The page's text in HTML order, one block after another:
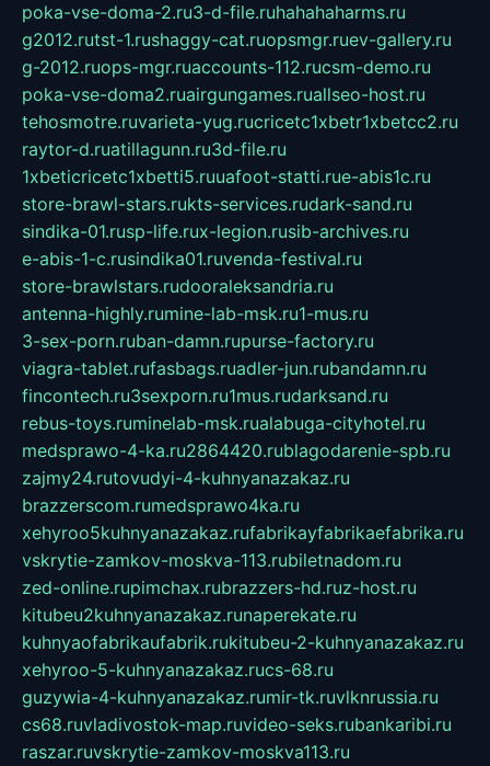
poka-vse-doma-2.ru3-d-file.ruhahahaharms.ru
g2012.rutst-1.rushaggy-cat.ruopsmgr.ruev-gallery.ru
g-2012.ruops-mgr.ruaccounts-112.rucsm-demo.ru
poka-vse-doma2.ruairgungames.ruallseo-host.ru
tehosmotre.ruvarieta-yug.rucricetc1xbetr1xbetcc2.ru
raytor-d.ruatillagunn.ru3d-file.ru
1xbeticricetc1xbetti5.ruuafoot-statti.rue-abis1c.ru
store-brawl-stars.rukts-services.rudark-sand.ru
sindika-01.rusp-life.rux-legion.rusib-archives.ru
e-abis-1-c.rusindika01.ruvenda-festival.ru
store-brawlstars.rudooraleksandria.ru
antenna-highly.rumine-lab-msk.ru1-mus.ru
3-sex-porn.ruban-damn.rupurse-factory.ru
viagra-tablet.rufasbags.ruadler-jun.rubandamn.ru
fincontech.ru3sexporn.ru1mus.rudarksand.ru
rebus-toys.ruminelab-msk.rualabuga-cityhotel.ru
medsprawo-4-ka.ru2864420.rublagodarenie-spb.ru
zajmy24.rutovudyi-4-kuhnyanazakaz.ru
brazzerscom.rumedsprawo4ka.ru
xehyroo5kuhnyanazakaz.rufabrikayfabrikaefabrika.ru
vskrytie-zamkov-moskva-113.rubiletnadom.ru
zed-online.rupimchax.rubrazzers-hd.ruz-host.ru
kitubeu2kuhnyanazakaz.runaperekate.ru
kuhnyaofabrikaufabrik.rukitubeu-2-kuhnyanazakaz.ru
xehyroo-5-kuhnyanazakaz.rucs-68.ru
guzywia-4-kuhnyanazakaz.rumir-tk.ruvlknrussia.ru
cs68.ruvladivostok-map.ruvideo-seks.rubankaribi.ru
raszar.ruvskrytie-zamkov-moskva113.ru